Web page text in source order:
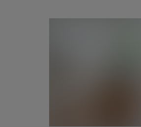
grenier est également présente